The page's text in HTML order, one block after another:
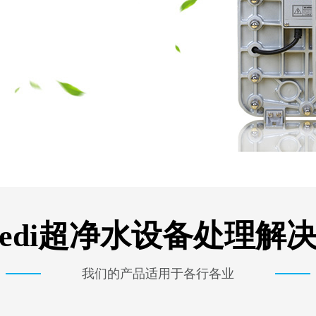
超净水设备处理解
我们的产品适用于各行各业